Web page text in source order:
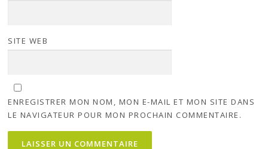
SITE WEB
ENREGISTRER MON NOM, MON E-MAIL ET MON SITE DANS
LE NAVIGATEUR POUR MON PROCHAIN COMMENTAIRE.